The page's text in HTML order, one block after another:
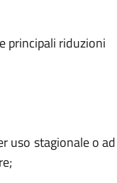
principali riduzioni
uso stagionale o ad